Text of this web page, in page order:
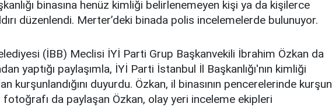
binasına henüz kimliği belirlenemeyen kişi ya da kişilerce
düzenlendi. Merter’deki binada polis incelemelerde bulunuyor.
(İBB) Meclisi İYİ Parti Grup Başkanvekili İbrahim Özkan da
yaptığı paylaşımla, İYİ Parti İstanbul İl Başkanlığı'nın kimliği
kurşunlandığını duyurdu. Özkan, il binasının pencerelerinde kurşun
da paylaşan Özkan, olay yeri inceleme ekipleri